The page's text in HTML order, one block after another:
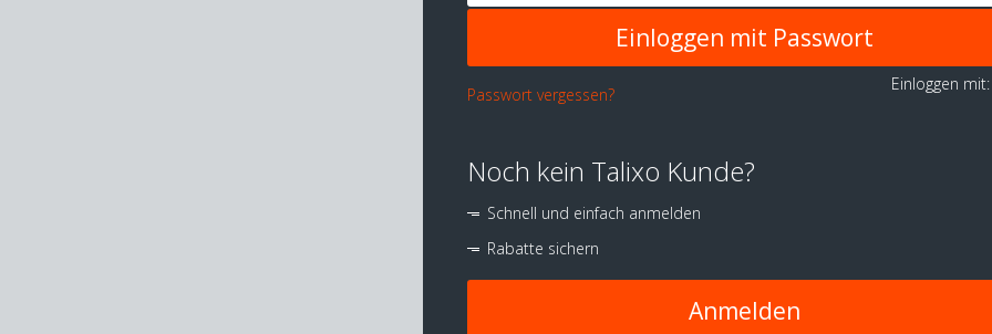
Passwort vergessen?
Einloggen
Noch kein Talixo Kunde?
Schnell und einfach anmelden
Rabatte sichern
Anmelden